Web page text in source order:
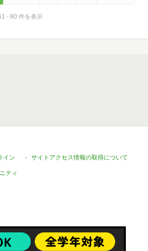
- 80 件を表示
イン サイトアクセス情報の取得について
ティ